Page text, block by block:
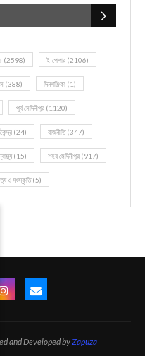
(2598) ই-পেপার (2106)
(388) দিনপঞ্জিকা (1)
পূর্ব মেদিনীপুর (1120)
(24) রাজনীতি(347)
(15) শহর মেদিনীপুর (917)
ও সংস্কৃতি(5)
and Developed byZapuza